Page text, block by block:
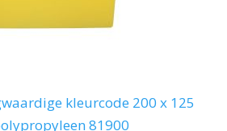
kleurcode 200 x 125
81900